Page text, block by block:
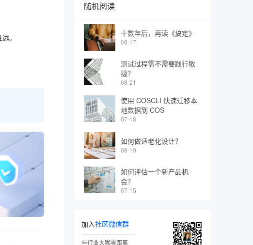
。
随机阅读
十数年后，再读《搞定》
08-17
测试过程需不需要践行敏
捷？
08-21
使用 COSCLI 快速迁移本
地数据到 COS
07-18
如何做适老化设计？
08-19
如何评估一个新产品机
会？
07-15
加入社区微信群
与行业大咖零距离